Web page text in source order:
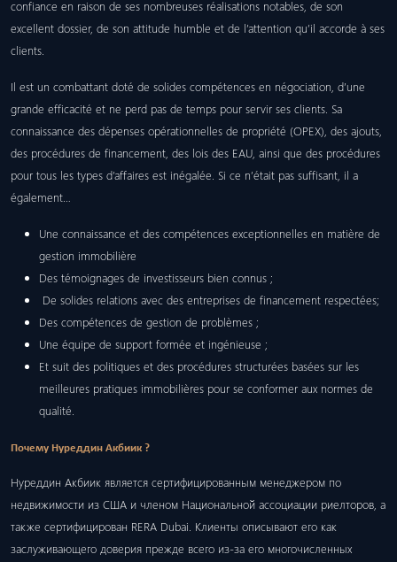
confiance en raison de ses nombreuses réalisations notables, de son
excellent dossier, de son attitude humble et de l’attention qu’il accorde à ses
clients.
Il est un combattant doté de solides compétences en négociation, d’une
grande efficacité et ne perd pas de temps pour servir ses clients. Sa
connaissance des dépenses opérationnelles de propriété (OPEX), des ajouts,
des procédures de financement, des lois des EAU, ainsi que des procédures
pour tous les types d’affaires est inégalée. Si ce n’était pas suffisant, il a
également…
Une connaissance et des compétences exceptionnelles en matière de
gestion immobilière
Des témoignages de investisseurs bien connus ;
De solides relations avec des entreprises de financement respectées;
Des compétences de gestion de problèmes ;
Une équipe de support formée et ingénieuse ;
Et suit des politiques et des procédures structurées basées sur les
meilleures pratiques immobilières pour se conformer aux normes de
qualité.
Почему Нуреддин Акбиик ?
Нуреддин Акбиик является сертифицированным менеджером по
недвижимости из США и членом Национальной ассоциации риелторов, а
также сертифицирован RERA Dubai. Клиенты описывают его как
заслуживающего доверия прежде всего из-за его многочисленных